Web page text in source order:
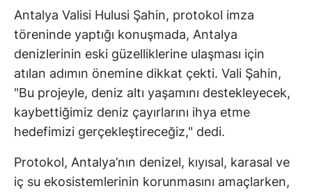
Antalya Valisi Hulusi Şahin, protokol imza
töreninde yaptığı konuşmada, Antalya
denizlerinin eski güzelliklerine ulaşması için
atılan adımın önemine dikkat çekti. Vali Şahin,
"Bu projeyle, deniz altı yaşamını destekleyecek,
kaybettiğimiz deniz çayırlarını ihya etme
hedefimizi gerçekleştireceğiz," dedi.
Protokol, Antalya’nın denizel, kıyısal, karasal ve
iç su ekosistemlerinin korunmasını amaçlarken,